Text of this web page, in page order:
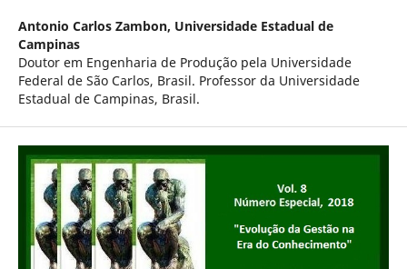
Antonio Carlos Zambon, Universidade Estadual de
Campinas
Doutor em Engenharia de Produção pela Universidade
Federal de São Carlos, Brasil. Professor da Universidade
Estadual de Campinas, Brasil.